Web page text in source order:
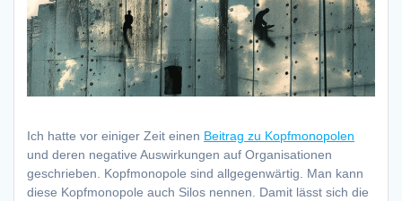
Ich hatte vor einiger Zeit einen Beitrag zu Kopfmonopolen
und deren negative Auswirkungen auf Organisationen
geschrieben. Kopfmonopole sind allgegenwärtig. Man kann
diese Kopfmonopole auch Silos nennen. Damit lässt sich die